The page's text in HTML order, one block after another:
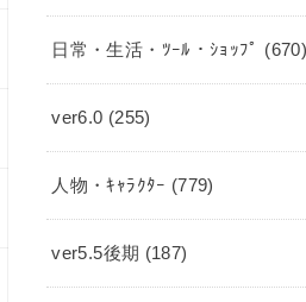
日常・生活・ﾂｰﾙ・ｼｮｯﾌﾟ (670)
ver6.0 (255)
人物・ｷｬﾗｸﾀｰ (779)
ver5.5後期 (187)